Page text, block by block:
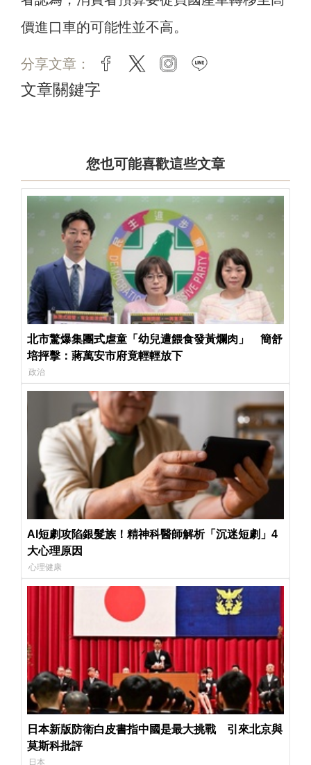
價進口車的可能性並不高。
分享文章： facebook
twitter instagram
文章關鍵字
您也可能喜歡這些文章
北市驚爆集團式虐童「幼兒遭餵食發黃爛肉」 簡舒
培抨擊：蔣萬安市府竟輕輕放下
政治
AI短劇攻陷銀髮族！精神科醫師解析「沉迷短劇」4
大心理原因
心理健康
日本新版防衛白皮書指中國是最大挑戰 引來北京與
莫斯科批評
日本